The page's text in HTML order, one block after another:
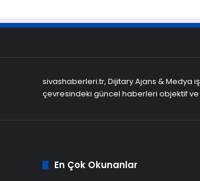
sivashaberleri.tr, Dijitary Ajans & Medya
çevresindeki güncel haberleri objektif
En Çok Okunanlar